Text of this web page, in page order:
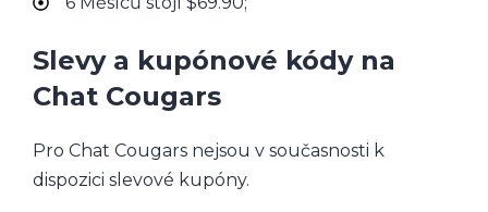
Slevy a kupónové kódy na
Chat Cougars
Pro Chat Cougars nejsou v současnosti k
dispozici slevové kupóny.